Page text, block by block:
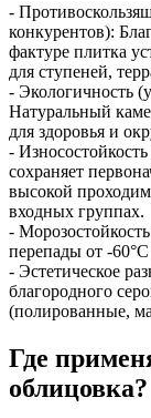
-
конкурентов):
фактуре плитка
для ступеней,
- Экологичность
Натуральный
для здоровья и
-
сохраняет
высокой
входных группах.
-
перепады от -
- Эстетическое
благородного
(полированные,
Где
облицовка?